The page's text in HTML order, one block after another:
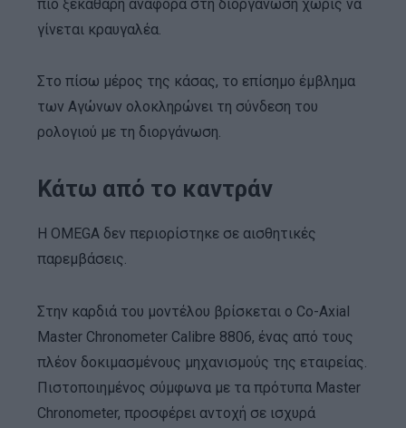
πιο ξεκάθαρη αναφορά στη διοργάνωση χωρίς να
γίνεται κραυγαλέα.
Στο πίσω μέρος της κάσας, το επίσημο έμβλημα
των Αγώνων ολοκληρώνει τη σύνδεση του
ρολογιού με τη διοργάνωση.
Κάτω από το καντράν
Η OMEGA δεν περιορίστηκε σε αισθητικές
παρεμβάσεις.
Στην καρδιά του μοντέλου βρίσκεται ο Co-Axial
Master Chronometer Calibre 8806, ένας από τους
πλέον δοκιμασμένους μηχανισμούς της εταιρείας.
Πιστοποιημένος σύμφωνα με τα πρότυπα Master
Chronometer, προσφέρει αντοχή σε ισχυρά